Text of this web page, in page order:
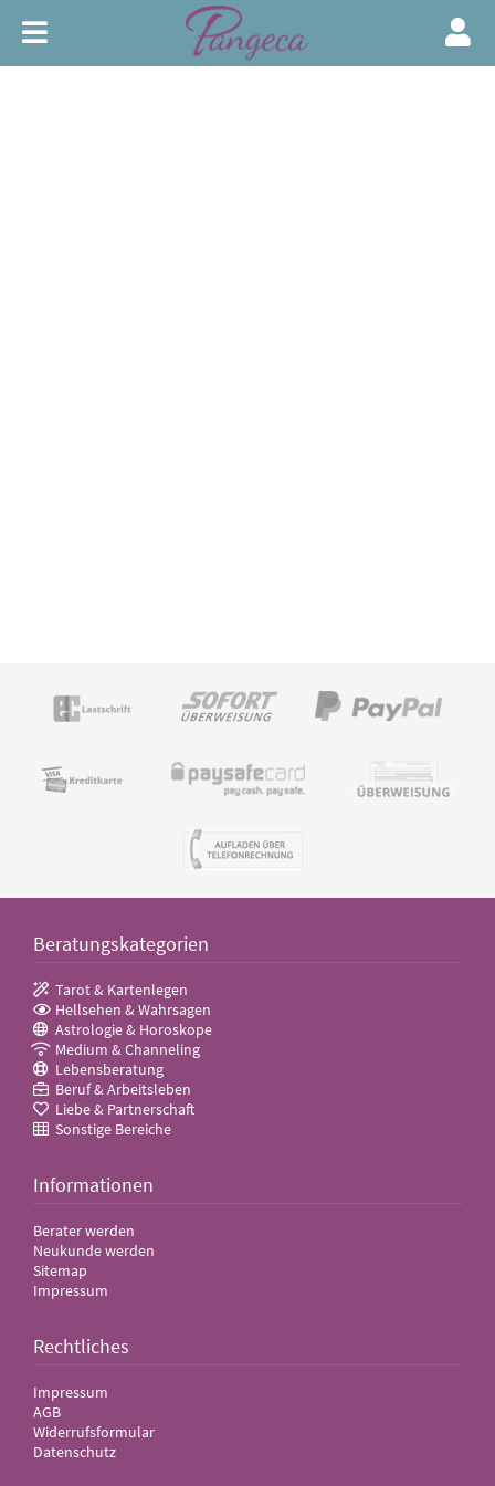
Beratungskategorien
Tarot & Kartenlegen
Hellsehen & Wahrsagen
Astrologie & Horoskope
Medium & Channeling
Lebensberatung
Beruf & Arbeitsleben
Liebe & Partnerschaft
Sonstige Bereiche
Informationen
Berater werden
Neukunde werden
Sitemap
Impressum
Rechtliches
Impressum
AGB
Widerrufsformular
Datenschutz